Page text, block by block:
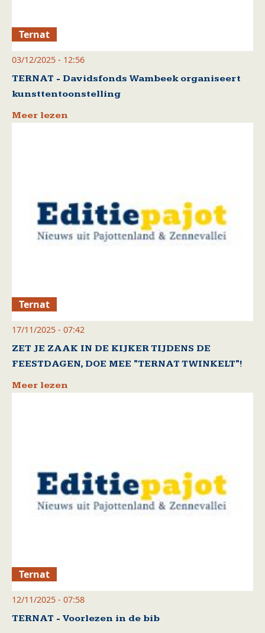
Ternat
03/12/2025 - 12:56
TERNAT - Davidsfonds Wambeek organiseert
kunsttentoonstelling
Meer lezen
Ternat
17/11/2025 - 07:42
ZET JE ZAAK IN DE KIJKER TIJDENS DE
FEESTDAGEN, DOE MEE "TERNAT TWINKELT"!
Meer lezen
Ternat
12/11/2025 - 07:58
TERNAT - Voorlezen in de bib